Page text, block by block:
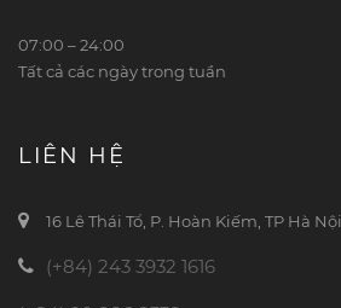
07:00 – 24:00
Tất cả các ngày trong tuần
LIÊN HỆ
16 Lê Thái Tổ, P. Hoàn Kiếm, TP Hà
(+84) 243 3932 1616